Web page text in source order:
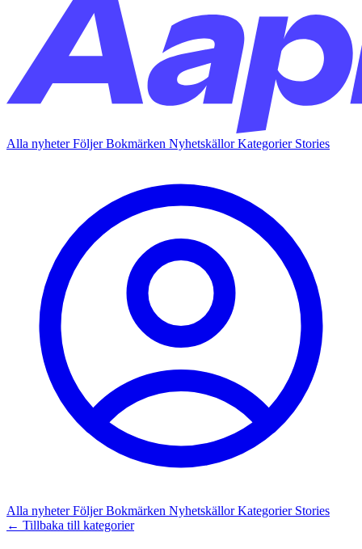
Alla nyheterFöljerBokmärken NyhetskällorKategorier Stories
Alla nyheterFöljerBokmärken NyhetskällorKategorier Stories
← Tillbaka till kategorier